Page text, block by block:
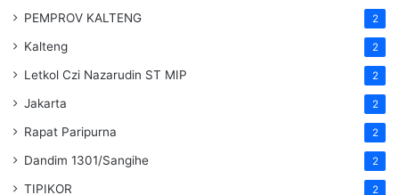
PEMPROV KALTENG 2
Kalteng 2
Letkol Czi Nazarudin ST MIP 2
Jakarta 2
Rapat Paripurna 2
Dandim 1301/Sangihe 2
TIPIKOR 2